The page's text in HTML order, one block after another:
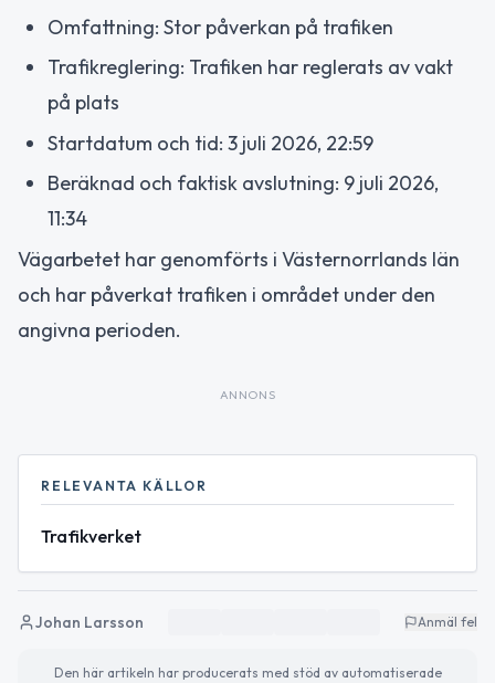
Omfattning: Stor påverkan på trafiken
Trafikreglering: Trafiken har reglerats av vakt
på plats
Startdatum och tid: 3 juli 2026, 22:59
Beräknad och faktisk avslutning: 9 juli 2026,
11:34
Vägarbetet har genomförts i Västernorrlands län
och har påverkat trafiken i området under den
angivna perioden.
ANNONS
RELEVANTA KÄLLOR
Trafikverket
Johan Larsson Anmäl fel
Den här artikeln har producerats med stöd av automatiserade